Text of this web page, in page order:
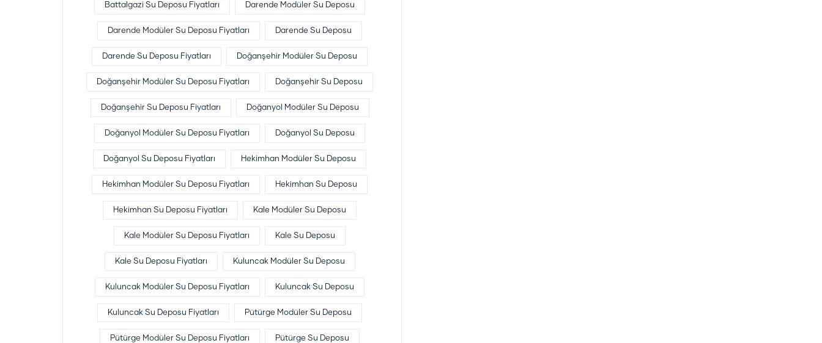
Battalgazi Su Deposu Fiyatları Darende Modüler Su Deposu
Darende Modüler Su Deposu Fiyatları Darende Su Deposu
Darende Su Deposu Fiyatları Doğanşehir Modüler Su Deposu
Doğanşehir Modüler Su Deposu Fiyatları Doğanşehir Su Deposu
Doğanşehir Su Deposu Fiyatları Doğanyol Modüler Su Deposu
Doğanyol Modüler Su Deposu Fiyatları Doğanyol Su Deposu
Doğanyol Su Deposu Fiyatları Hekimhan Modüler Su Deposu
Hekimhan Modüler Su Deposu Fiyatları Hekimhan Su Deposu
Hekimhan Su Deposu Fiyatları Kale Modüler Su Deposu
Kale Modüler Su Deposu Fiyatları Kale Su Deposu
Kale Su Deposu Fiyatları Kuluncak Modüler Su Deposu
Kuluncak Modüler Su Deposu Fiyatları Kuluncak Su Deposu
Kuluncak Su Deposu Fiyatları Pütürge Modüler Su Deposu
Pütürge Modüler Su Deposu Fiyatları Pütürge Su Deposu